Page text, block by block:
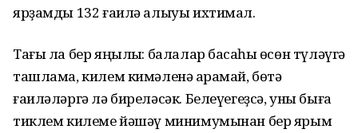
ярҙамды 132 ғаилә алыуы ихтимал.
Тағы ла бер яңылыҡ: балалар баҡсаһы өсөн түләүгә
ташлама, килем кимәленә ҡарамай, бөтә
ғаиләләргә лә биреләсәк. Белеүегеҙсә, уны быға
тиклем килеме йәшәү минимумынан бер ярым